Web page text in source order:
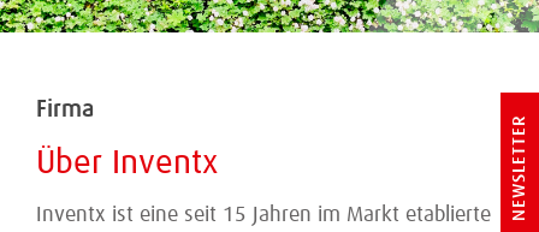
Firma
Über Inventx
Inventx ist eine seit 15 Jahren im Markt etablierte
NEWSLETTER